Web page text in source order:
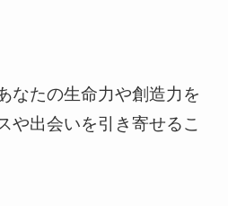
なたの生命力や創造力を
や出会いを引き寄せるこ